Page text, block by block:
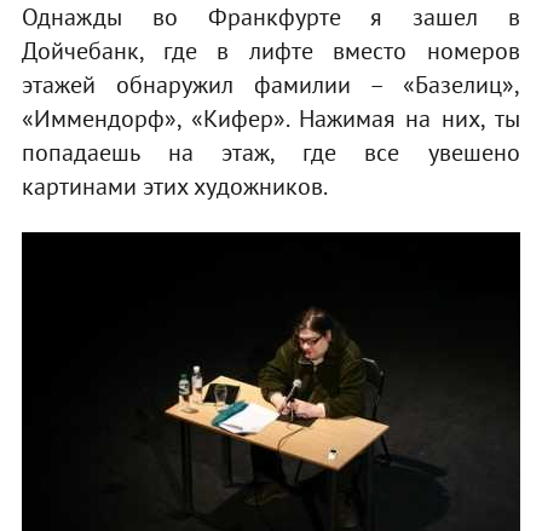
Однажды во Франкфурте я зашел в
Дойчебанк, где в лифте вместо номеров
этажей обнаружил фамилии – «Базелиц»,
«Иммендорф», «Кифер». Нажимая на них, ты
попадаешь на этаж, где все увешено
картинами этих художников.